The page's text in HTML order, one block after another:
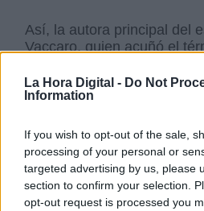
La Hora Digital - Do Not
Information
If you wish to opt-out of the sale,
processing of your personal or
targeted advertising by us, please
section to confirm your selection.
opt-out request is processed you
Así, la autora principal del
Vaccaro, quien acuñó el
junto con su equipo
invisibles en estas
tema,"falla la protección
general y las
deberían poder
Violencia Machista Violencia de